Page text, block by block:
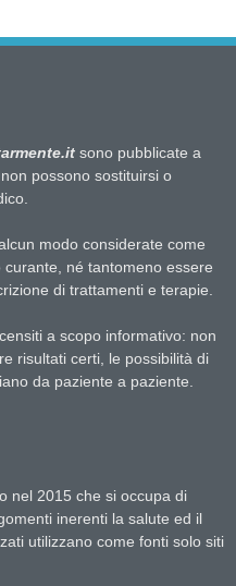
sono pubblicate a
possono sostituirsi o
modo considerate come
né tantomeno essere
di trattamenti e terapie.
a scopo informativo: non
risultati certi, le possibilità di
da paziente a paziente.
nel 2015 che si occupa di
inerenti la salute ed il
utilizzano come fonti solo siti